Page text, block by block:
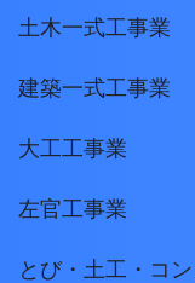
土木一式工事業
建築一式工事業
大工工事業
左官工事業
とび・土工・コ